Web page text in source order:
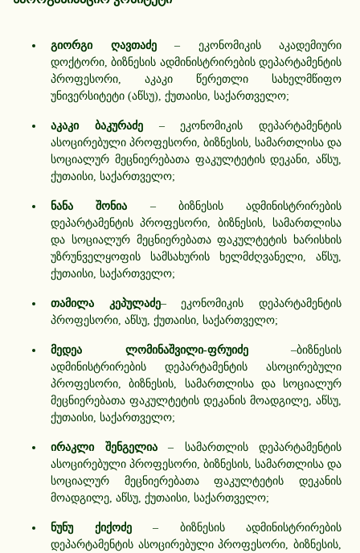
გიორგი ღავთაძე– ეკონომიკის აკადემიური
დოქტორი, ბიზნესის ადმინისტრირების დეპარტამენტის
პროფესორი, აკაკი წერეთლი სახელმწიფო
უნივერსიტეტი (აწსუ), ქუთაისი, საქართველო;
აკაკი ბაკურაძე– ეკონომიკის დეპარტამენტის
ასოცირებული პროფესორი, ბიზნესის, სამართლისა და
სოციალურ მეცნიერებათა ფაკულტეტის დეკანი, აწსუ,
ქუთაისი, საქართველო;
ნანა შონია – ბიზნესის ადმინისტრირების
დეპარტამენტის პროფესორი, ბიზნესის, სამართლისა
და სოციალურ მეცნიერებათა ფაკულტეტის ხარისხის
უზრუნველყოფის სამსახურის ხელმძღვანელი, აწსუ,
ქუთაისი, საქართველო;
თამილა კეპულაძე– ეკონომიკის დეპარტამენტის
პროფესორი, აწსუ, ქუთაისი, საქართველო;
მედეა ლომინაშვილი-ფრუიძე –ბიზნესის
ადმინისტრირების დეპარტამენტის ასოცირებული
პროფესორი, ბიზნესის, სამართლისა და სოციალურ
მეცნიერებათა ფაკულტეტის დეკანის მოადგილე, აწსუ,
ქუთაისი, საქართველო;
ირაკლი შენგელია – სამართლის დეპარტამენტის
ასოცირებული პროფესორი, ბიზნესის, სამართლისა და
სოციალურ მეცნიერებათა ფაკულტეტის დეკანის
მოადგილე, აწსუ, ქუთაისი, საქართველო;
ნუნუ ქიქოძე – ბიზნესის ადმინისტრირების
დეპარტამენტის ასოცირებული პროფესორი, ბიზნესის,